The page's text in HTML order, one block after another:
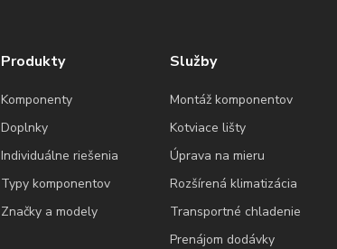
Produkty
Komponenty
Doplnky
Individuálne riešenia
Typy komponentov
Značky a modely
Služby
Montáž komponentov
Kotviace lišty
Úprava na mieru
Rozšírená klimatizácia
Transportné chladenie
Prenájom dodávky